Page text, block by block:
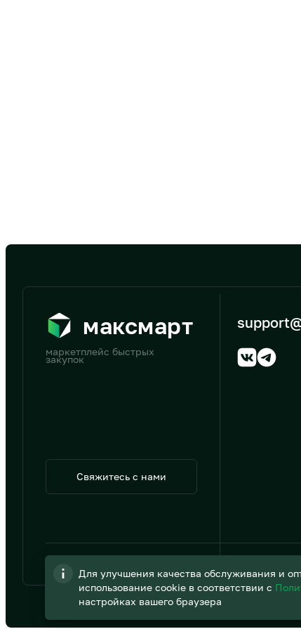
максмарт
маркетплейс быстрых
закупок
Свяжитесь с нами
Для улучшения качества обслуживания и
использование cookie в соответствии с
настройках вашего браузера